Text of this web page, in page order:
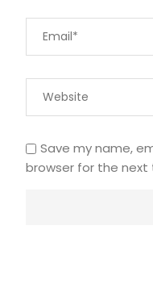
Save my name,
browser for the